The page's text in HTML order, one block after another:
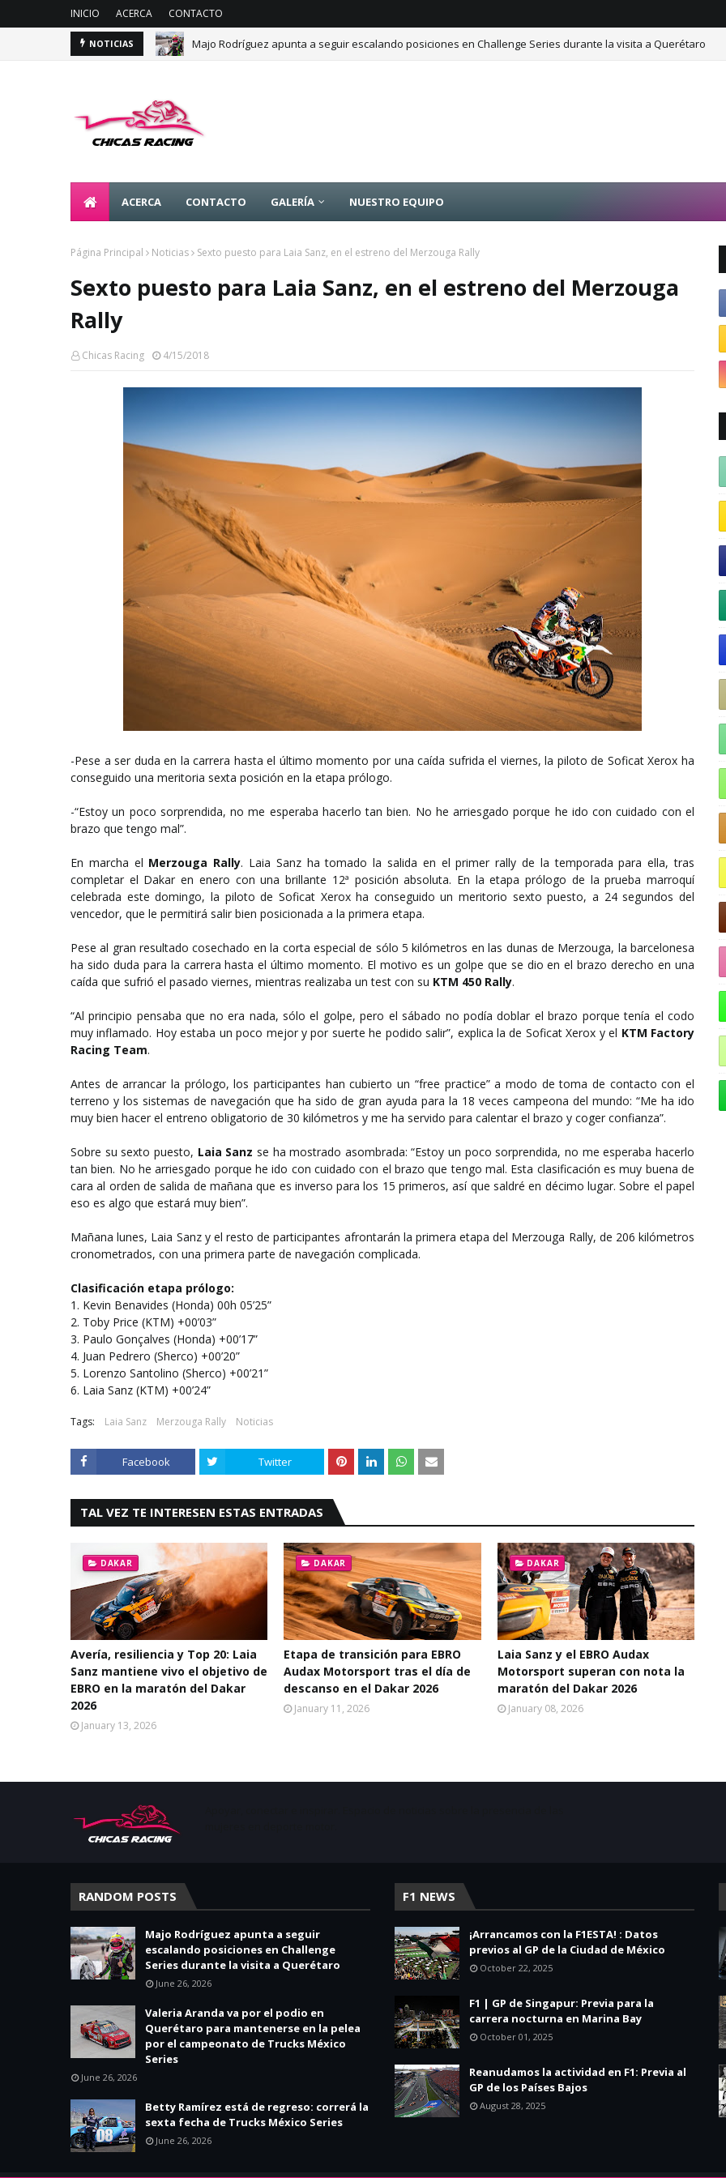
INICIO ACERCA CONTACTO
NOTICIAS Majo Rodríguez apunta a seguir escalando posiciones en Challenge Series durante la visita a Querétaro
ACERCA CONTACTO GALERÍA NUESTRO EQUIPO
Página Principal Noticias Sexto puesto para Laia Sanz, en el estreno del Merzouga Rally
Sexto puesto para Laia Sanz, en el estreno del Merzouga
Rally
Chicas Racing 4/15/2018
-Pese a ser duda en la carrera hasta el último momento por una caída sufrida el viernes, la piloto de Soficat Xerox ha
conseguido una meritoria sexta posición en la etapa prólogo.
-“Estoy un poco sorprendida, no me esperaba hacerlo tan bien. No he arriesgado porque he ido con cuidado con el
brazo que tengo mal”.
En marcha el Merzouga Rally. Laia Sanz ha tomado la salida en el primer rally de la temporada para ella, tras
completar el Dakar en enero con una brillante 12ª posición absoluta. En la etapa prólogo de la prueba marroquí
celebrada este domingo, la piloto de Soficat Xerox ha conseguido un meritorio sexto puesto, a 24 segundos del
vencedor, que le permitirá salir bien posicionada a la primera etapa.
Pese al gran resultado cosechado en la corta especial de sólo 5 kilómetros en las dunas de Merzouga, la barcelonesa
ha sido duda para la carrera hasta el último momento. El motivo es un golpe que se dio en el brazo derecho en una
caída que sufrió el pasado viernes, mientras realizaba un test con su KTM 450 Rally.
“Al principio pensaba que no era nada, sólo el golpe, pero el sábado no podía doblar el brazo porque tenía el codo
muy inflamado. Hoy estaba un poco mejor y por suerte he podido salir”, explica la de Soficat Xerox y el KTM Factory
Racing Team.
Antes de arrancar la prólogo, los participantes han cubierto un “free practice” a modo de toma de contacto con el
terreno y los sistemas de navegación que ha sido de gran ayuda para la 18 veces campeona del mundo: “Me ha ido
muy bien hacer el entreno obligatorio de 30 kilómetros y me ha servido para calentar el brazo y coger confianza”.
Sobre su sexto puesto, Laia Sanz se ha mostrado asombrada: “Estoy un poco sorprendida, no me esperaba hacerlo
tan bien. No he arriesgado porque he ido con cuidado con el brazo que tengo mal. Esta clasificación es muy buena de
cara al orden de salida de mañana que es inverso para los 15 primeros, así que saldré en décimo lugar. Sobre el papel
eso es algo que estará muy bien”.
Mañana lunes, Laia Sanz y el resto de participantes afrontarán la primera etapa del Merzouga Rally, de 206 kilómetros
cronometrados, con una primera parte de navegación complicada.
Clasificación etapa prólogo:
1. Kevin Benavides (Honda) 00h 05’25”
2. Toby Price (KTM) +00’03”
3. Paulo Gonçalves (Honda) +00’17”
4. Juan Pedrero (Sherco) +00’20”
5. Lorenzo Santolino (Sherco) +00’21”
6. Laia Sanz (KTM) +00’24”
Tags: Laia Sanz Merzouga Rally Noticias
Facebook Twitter
TAL VEZ TE INTERESEN ESTAS ENTRADAS
DAKAR
Avería, resiliencia y Top 20: Laia
Sanz mantiene vivo el objetivo de
EBRO en la maratón del Dakar
2026
January 13, 2026
DAKAR
Etapa de transición para EBRO
Audax Motorsport tras el día de
descanso en el Dakar 2026
January 11, 2026
DAKAR
Laia Sanz y el EBRO Audax
Motorsport superan con nota la
maratón del Dakar 2026
January 08, 2026
RANDOM POSTS
Majo Rodríguez apunta a seguir
escalando posiciones en Challenge
Series durante la visita a Querétaro
June 26, 2026
Valeria Aranda va por el podio en
Querétaro para mantenerse en la pelea
por el campeonato de Trucks México
Series
June 26, 2026
Betty Ramírez está de regreso: correrá la
sexta fecha de Trucks México Series
June 26, 2026
F1 NEWS
¡Arrancamos con la F1ESTA! : Datos
previos al GP de la Ciudad de México
October 22, 2025
F1 | GP de Singapur: Previa para la
carrera nocturna en Marina Bay
October 01, 2025
Reanudamos la actividad en F1: Previa al
GP de los Países Bajos
August 28, 2025